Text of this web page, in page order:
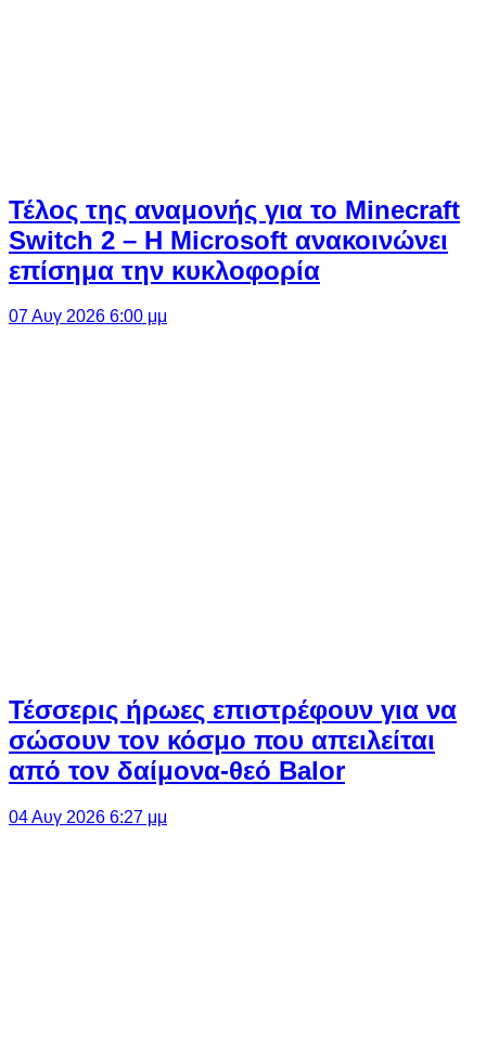
Τέλος της αναμονής για το Minecraft
Switch 2 – Η Microsoft ανακοινώνει
επίσημα την κυκλοφορία
07 Αυγ 2026 6:00 μμ
Τέσσερις ήρωες επιστρέφουν για να
σώσουν τον κόσμο που απειλείται
από τον δαίμονα-θεό Balor
04 Αυγ 2026 6:27 μμ